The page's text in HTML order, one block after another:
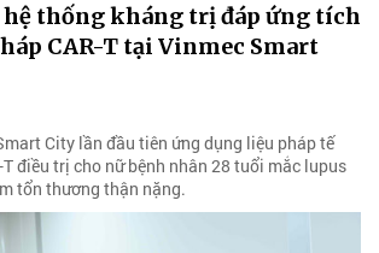
hệ thống kháng trị đáp ứng tích
CAR-T tại Vinmec Smart
City lần đầu tiên ứng dụng liệu pháp tế
T điều trị cho nữ bệnh nhân 28 tuổi mắc lupus
tổn thương thận nặng.